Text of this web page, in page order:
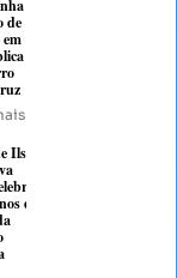
de
Ilse
da